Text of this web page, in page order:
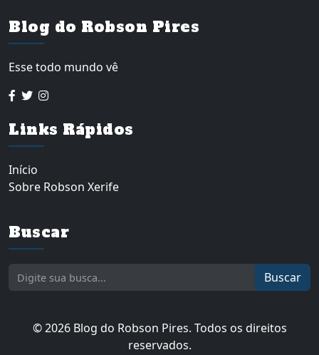
Blog do Robson Pires
Esse todo mundo vê
Links Rápidos
Início
Sobre Robson Xerife
Buscar
Buscar
© 2026 Blog do Robson Pires. Todos os direitos
reservados.